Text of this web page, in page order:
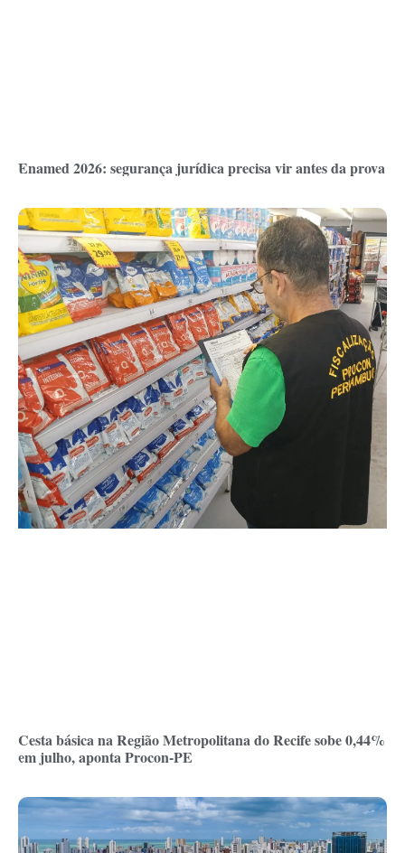
Enamed 2026: segurança jurídica precisa vir antes da prova
Cesta básica na Região Metropolitana do Recife sobe 0,44%
em julho, aponta Procon-PE